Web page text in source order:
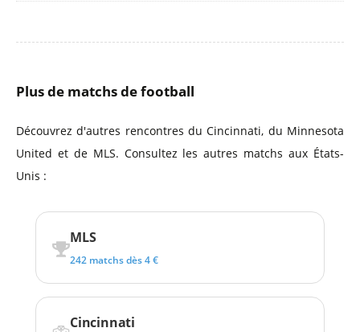
Plus de matchs de football
Découvrez d'autres rencontres du Cincinnati, du Minnesota
United et de MLS. Consultez les autres matchs aux États-
Unis :
MLS
242 matchs dès 4 €
Cincinnati